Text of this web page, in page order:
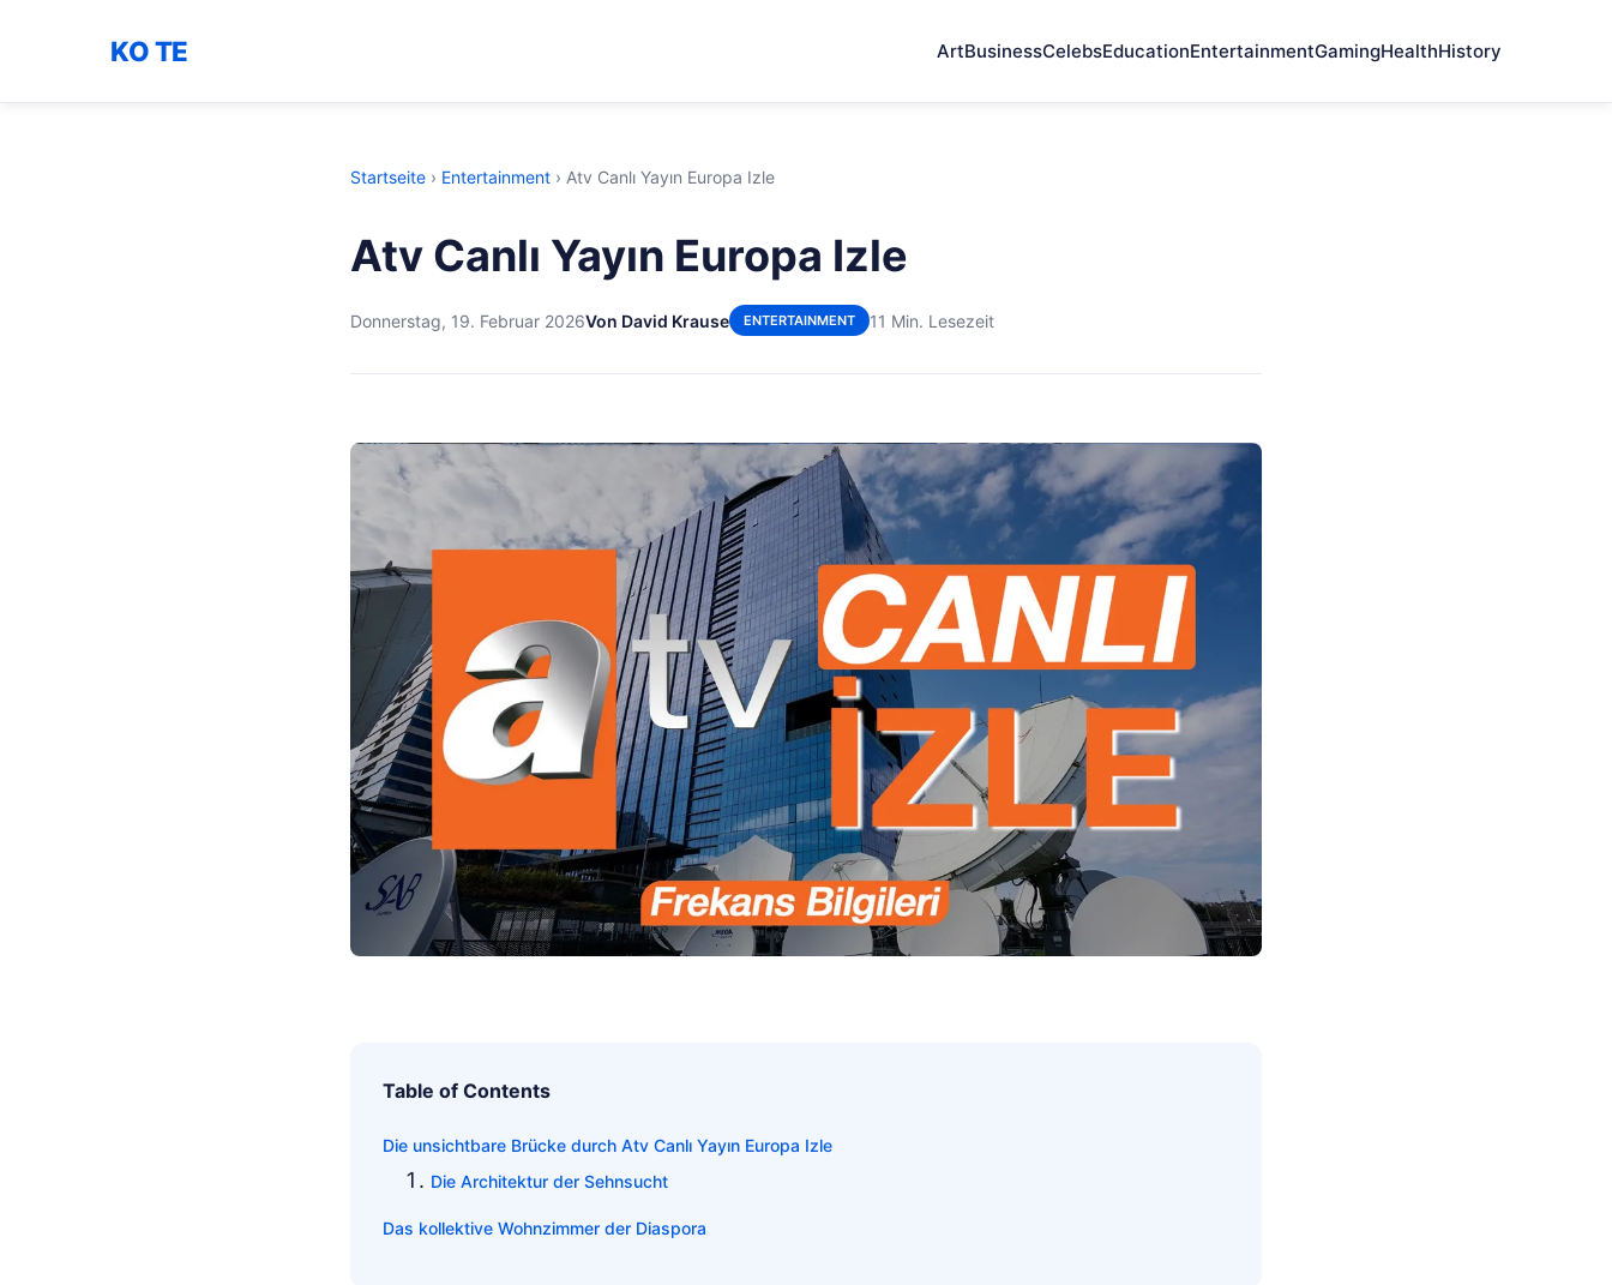
KO TE ArtBusinessCelebsEducationEntertainmentGamingHealthHistory
Startseite › Entertainment › Atv Canlı Yayın Europa Izle
Atv Canlı Yayın Europa Izle
Donnerstag, 19. Februar 2026Von David Krause ENTERTAINMENT 11 Min. Lesezeit
Table of Contents
Die unsichtbare Brücke durch Atv Canlı Yayın Europa Izle
Die Architektur der Sehnsucht
Das kollektive Wohnzimmer der Diaspora